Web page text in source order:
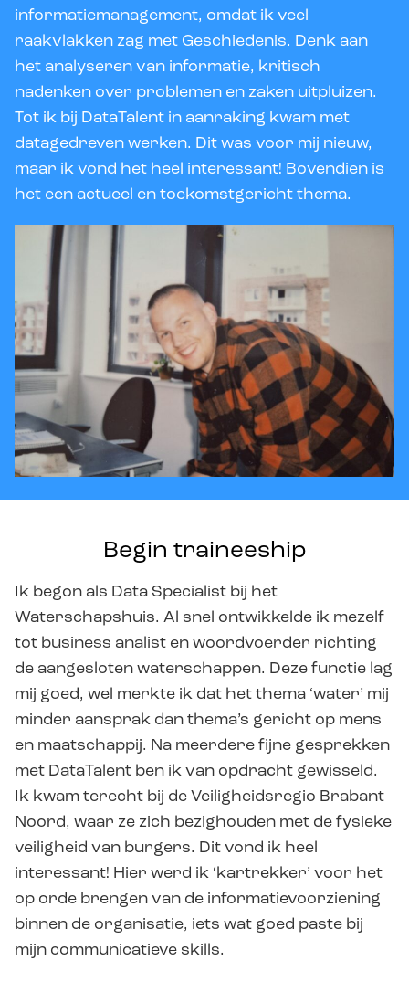
informatiemanagement, omdat ik veel
raakvlakken zag met Geschiedenis. Denk aan
het analyseren van informatie, kritisch
nadenken over problemen en zaken uitpluizen.
Tot ik bij DataTalent in aanraking kwam met
datagedreven werken. Dit was voor mij nieuw,
maar ik vond het heel interessant! Bovendien is
het een actueel en toekomstgericht thema.
Begin traineeship
Ik begon als Data Specialist bij het
Waterschapshuis. Al snel ontwikkelde ik mezelf
tot business analist en woordvoerder richting
de aangesloten waterschappen. Deze functie lag
mij goed, wel merkte ik dat het thema ‘water’ mij
minder aansprak dan thema’s gericht op mens
en maatschappij. Na meerdere fijne gesprekken
met DataTalent ben ik van opdracht gewisseld.
Ik kwam terecht bij de Veiligheidsregio Brabant
Noord, waar ze zich bezighouden met de fysieke
veiligheid van burgers. Dit vond ik heel
interessant! Hier werd ik ‘kartrekker’ voor het
op orde brengen van de informatievoorziening
binnen de organisatie, iets wat goed paste bij
mijn communicatieve skills.